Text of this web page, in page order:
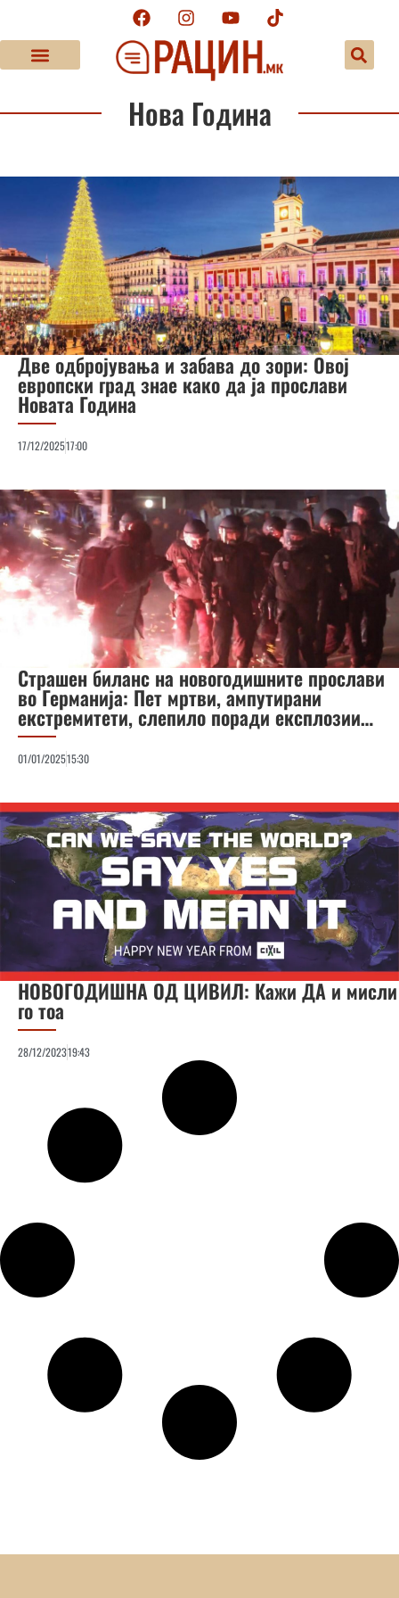
Нова Година
Две одбројувања и забава до зори: Овој
европски град знае како да ја прослави
Новата Година
17/12/202517:00
Страшен биланс на новогодишните прослави
во Германија: Пет мртви, ампутирани
екстремитети, слепило поради експлозии…
01/01/202515:30
НОВОГОДИШНА ОД ЦИВИЛ: Кажи ДА и мисли
го тоа
28/12/202319:43